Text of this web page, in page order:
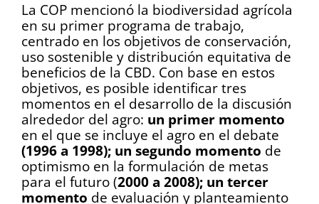
La COP mencionó la biodiversidad agrícola
en su primer programa de trabajo,
centrado en los objetivos de conservación,
uso sostenible y distribución equitativa de
beneficios de la CBD. Con base en estos
objetivos, es posible identificar tres
momentos en el desarrollo de la discusión
alrededor del agro: un primer momento
en el que se incluye el agro en el debate
(1996 a 1998); un segundo momento de
optimismo en la formulación de metas
para el futuro (2000 a 2008); un tercer
momento de evaluación y planteamiento